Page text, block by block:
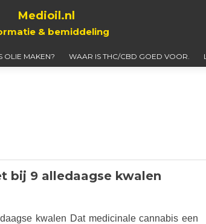
Medioil.nl
& bemiddeling
OLIE MAKEN? WAAR IS THC/CBD GOED VOOR.
bij 9 alledaagse kwalen
kwalen Dat medicinale cannabis een